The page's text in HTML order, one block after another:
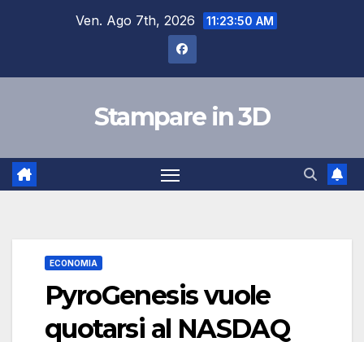
Ven. Ago 7th, 2026 11:23:51 AM
Stampare in 3D
ECONOMIA
PyroGenesis vuole
quotarsi al NASDAQ